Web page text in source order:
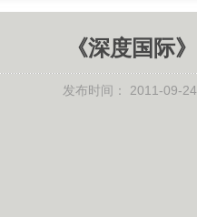
《深度国际
发布时间： 2011-09-